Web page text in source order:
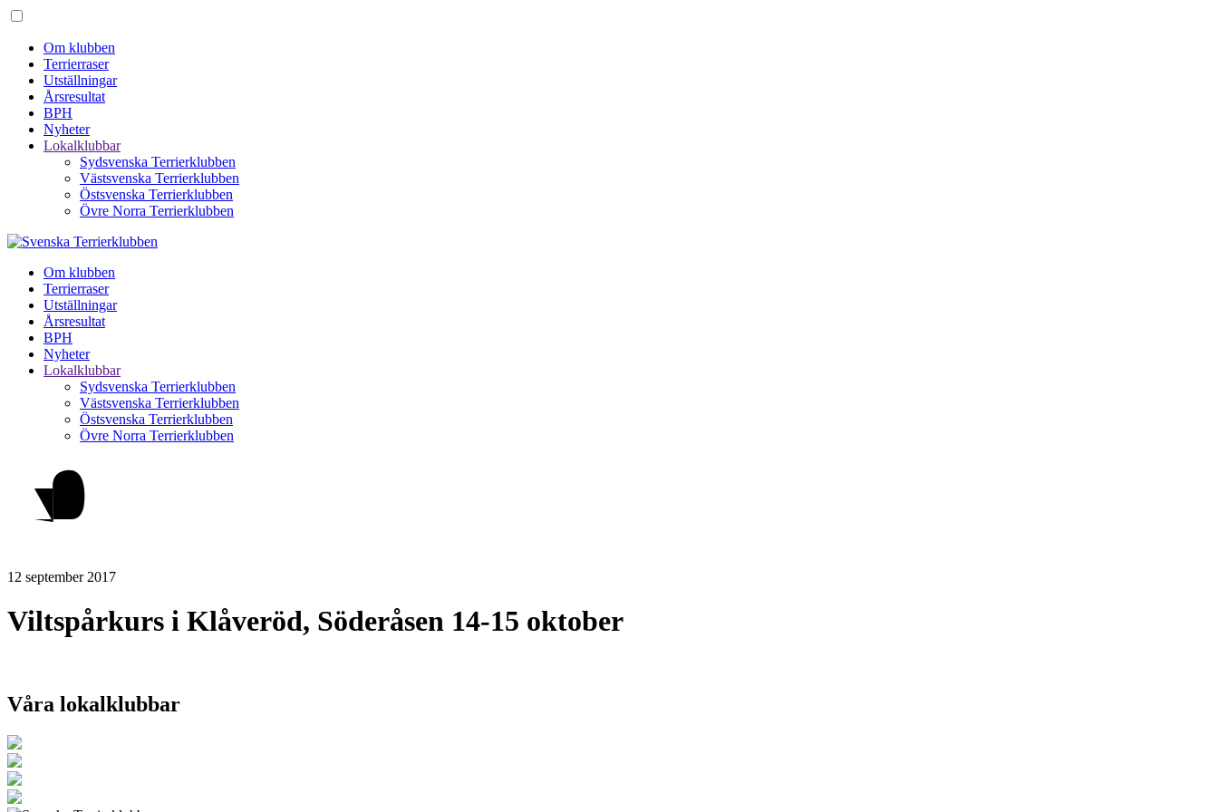
Om klubben
Terrierraser
Utställningar
Årsresultat
BPH
Nyheter
Lokalklubbar
Sydsvenska Terrierklubben
Västsvenska Terrierklubben
Östsvenska Terrierklubben
Övre Norra Terrierklubben
Om klubben
Terrierraser
Utställningar
Årsresultat
BPH
Nyheter
Lokalklubbar
Sydsvenska Terrierklubben
Västsvenska Terrierklubben
Östsvenska Terrierklubben
Övre Norra Terrierklubben
12 september 2017
Viltspårkurs i Klåveröd, Söderåsen 14-15 oktober
Våra lokalklubbar